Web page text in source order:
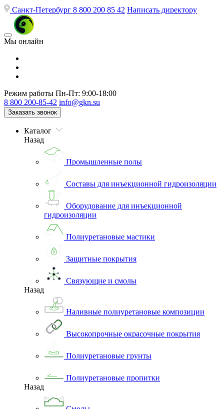
Санкт-Петербург 8 800 200 85 42 Написать директору
Мы онлайн
Режим работы Пн-Пт: 9:00-18:00
8 800 200-85-42 info@gkn.su
Заказать звонок
Каталог
Назад
Промышленные полы
Составы для инъекционной гидроизоляции
Оборудование для инъекционной
гидроизоляции
Полиуретановые мастики
Защитные покрытия
Связующие и смолы
Назад
Наливные полиуретановые композиции
Высокопрочные окрасочные покрытия
Полиуретановые грунты
Полиуретановые пропитки
Назад